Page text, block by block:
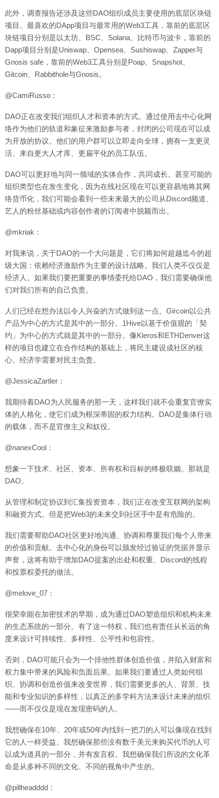
此外，调查报告还涉及这些DAO组织成员主要使用的底层区块链
项目、最喜欢的DApp项目与最常用的Web3工具，靠前的底层区
块链项目分别是以太坊、BSC、Solana、比特币与波卡，靠前的
Dapp项目分别是Uniswap、Opensea、Sushiswap、Zapper与
Gnosis safe，靠前的Web3工具分别是Poap、Snapshot、
Gitcoin、Rabbithole与Gnosis。
@CamiRusso：
DAO正在改变我们组织人才和资本的方式。通过使用去中心化网
络作为他们的轨道和象征来激励参与者，封闭的公司现在可以成
为开放的协议。他们的用户群可以立即走向全球，拥有一支更灵
活、来自更大人才库、更扁平化的员工队伍。
DAO可以更好地与同一领域的实体合作，共同成长。甚至可能的
组织类型也在发生变化，因为在线社区现在可以更容易地将其网
络货币化，我们可能会看到一些未来最大的公司从Discord频道、
艺人的粉丝基础或内容创作者的订阅者中脱颖而出。
@mkriak：
对我来说，关于DAO的一个大问题是，它们将如何超越迄今的超
级大国：依赖经济激励作为主要的设计战略。我们人类不仅仅是
经济人。如果我们要把重要的事情委托给DAO，我们需要确保他
们对我们所有的自己负责。
人们已经在想办法以令人兴奋的方式做到这一点。Gircoin以公共
产品为中心的方式是其中的一部分。1Hive以基于价值观的「契
约」为中心的方式就是其中的一部分。像Kleros和ETHDenver这
样的项目也建立在合作结构的基础上，将民主建设成社区的核
心。经济学需要对民主负责。
@JessicaZartler：
我期待着DAO为人民服务的那一天，这样我们就不会重复官僚实
体的人格化，使它们成为根深蒂固的权力结构。DAO是集体行动
的载体，而不是官僚主义和奴役。
@nanexCool：
想象一下技术、社区、资本、所有权和目标的终极联姻。那就是
DAO。
从管理和制定协议到汇集投资资本，我们正在改变互联网的架构
和融资方式。但是把Web3的未来交到社区手中是有危险的。
我们需要帮助DAO社区更好地沟通、协调和尊重我们每个人带来
的价值和贡献。去中心化的身份可以颁发经过验证的凭据并显示
声誉，这将有助于增加DAO提案的出处和权重、Discord的线程
和投票权委托的做法。
@melove_07：
很荣幸能在加密技术的早期，成为通过DAO塑造组织和机构未来
的生态系统的一部分。有了这一特权，我们也有责任从长远的角
度来设计可持续性、多样性、公平性和包容性。
否则，DAO可能只会为一个排他性群体创造价值，并陷入财富和
权力集中带来的风险和负面后果。如果我们要通过人类如何组
织、协调和创造价值来改变世界，我们需要更多的人、背景、技
能和专业知识的多样性，以真正的多学科方法来设计未来的组织
——而不仅仅是现在发现密码的人。
我想确保在10年、20年或50年内找到一把刀的人可以像现在找到
它的人一样受益。我想确保那些没有数千美元来购买代币的人可
以成为道具的一部分，并有发言权。我想确保我们所说的文化革
命是从多种不同的文化、不同的视角中产生的。
@pillheadddd：